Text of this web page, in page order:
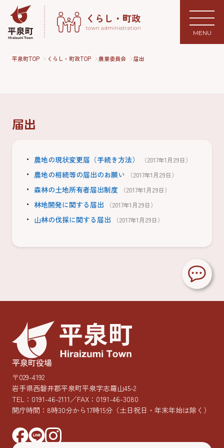
MENU
平泉町TOP くらし・町政TOP 農業委員会 届出
届出
農地の現状変更届（手続き方法） （2017年1月29日）
農地の相続等の届出のお願い （2017年1月29日）
森林の土地所有者届出制度 （2017年1月29日）
林地開発に関する届出 （2017年1月29日）
山林の伐採に関する届出 （2017年1月29日）
平泉町役場
〒029-4192
岩手県西磐井郡平泉町平泉字志羅山45-2
TEL： 0191-46-2111／FAX：0191-46-3080
開庁時間：8時30分から17時15分 （土日祝日・年末年始は除く）